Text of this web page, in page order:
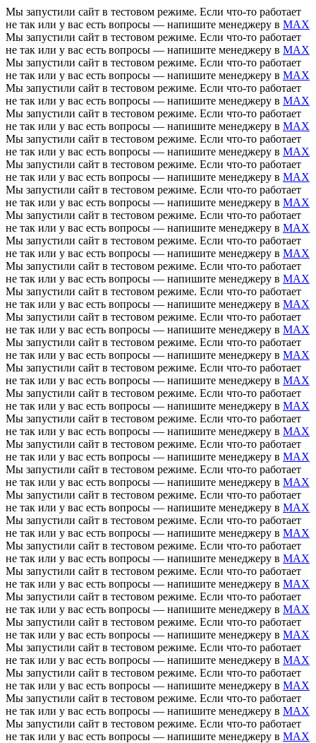
Мы запустили сайт в тестовом режиме. Если что-то работает
не так или у вас есть вопросы — напишите менеджеру в MAX
Мы запустили сайт в тестовом режиме. Если что-то работает
не так или у вас есть вопросы — напишите менеджеру в MAX
Мы запустили сайт в тестовом режиме. Если что-то работает
не так или у вас есть вопросы — напишите менеджеру в MAX
Мы запустили сайт в тестовом режиме. Если что-то работает
не так или у вас есть вопросы — напишите менеджеру в MAX
Мы запустили сайт в тестовом режиме. Если что-то работает
не так или у вас есть вопросы — напишите менеджеру в MAX
Мы запустили сайт в тестовом режиме. Если что-то работает
не так или у вас есть вопросы — напишите менеджеру в MAX
Мы запустили сайт в тестовом режиме. Если что-то работает
не так или у вас есть вопросы — напишите менеджеру в MAX
Мы запустили сайт в тестовом режиме. Если что-то работает
не так или у вас есть вопросы — напишите менеджеру в MAX
Мы запустили сайт в тестовом режиме. Если что-то работает
не так или у вас есть вопросы — напишите менеджеру в MAX
Мы запустили сайт в тестовом режиме. Если что-то работает
не так или у вас есть вопросы — напишите менеджеру в MAX
Мы запустили сайт в тестовом режиме. Если что-то работает
не так или у вас есть вопросы — напишите менеджеру в MAX
Мы запустили сайт в тестовом режиме. Если что-то работает
не так или у вас есть вопросы — напишите менеджеру в MAX
Мы запустили сайт в тестовом режиме. Если что-то работает
не так или у вас есть вопросы — напишите менеджеру в MAX
Мы запустили сайт в тестовом режиме. Если что-то работает
не так или у вас есть вопросы — напишите менеджеру в MAX
Мы запустили сайт в тестовом режиме. Если что-то работает
не так или у вас есть вопросы — напишите менеджеру в MAX
Мы запустили сайт в тестовом режиме. Если что-то работает
не так или у вас есть вопросы — напишите менеджеру в MAX
Мы запустили сайт в тестовом режиме. Если что-то работает
не так или у вас есть вопросы — напишите менеджеру в MAX
Мы запустили сайт в тестовом режиме. Если что-то работает
не так или у вас есть вопросы — напишите менеджеру в MAX
Мы запустили сайт в тестовом режиме. Если что-то работает
не так или у вас есть вопросы — напишите менеджеру в MAX
Мы запустили сайт в тестовом режиме. Если что-то работает
не так или у вас есть вопросы — напишите менеджеру в MAX
Мы запустили сайт в тестовом режиме. Если что-то работает
не так или у вас есть вопросы — напишите менеджеру в MAX
Мы запустили сайт в тестовом режиме. Если что-то работает
не так или у вас есть вопросы — напишите менеджеру в MAX
Мы запустили сайт в тестовом режиме. Если что-то работает
не так или у вас есть вопросы — напишите менеджеру в MAX
Мы запустили сайт в тестовом режиме. Если что-то работает
не так или у вас есть вопросы — напишите менеджеру в MAX
Мы запустили сайт в тестовом режиме. Если что-то работает
не так или у вас есть вопросы — напишите менеджеру в MAX
Мы запустили сайт в тестовом режиме. Если что-то работает
не так или у вас есть вопросы — напишите менеджеру в MAX
Мы запустили сайт в тестовом режиме. Если что-то работает
не так или у вас есть вопросы — напишите менеджеру в MAX
Мы запустили сайт в тестовом режиме. Если что-то работает
не так или у вас есть вопросы — напишите менеджеру в MAX
Мы запустили сайт в тестовом режиме. Если что-то работает
не так или у вас есть вопросы — напишите менеджеру в MAX